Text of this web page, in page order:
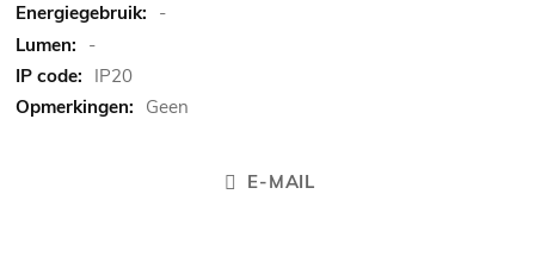
-
-
IP20
Geen
E-MAIL